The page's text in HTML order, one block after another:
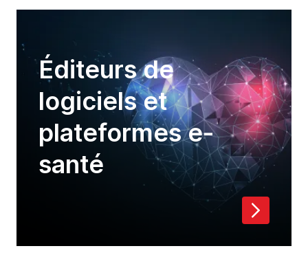
Éditeurs de
logiciels et
plateformes e-
santé